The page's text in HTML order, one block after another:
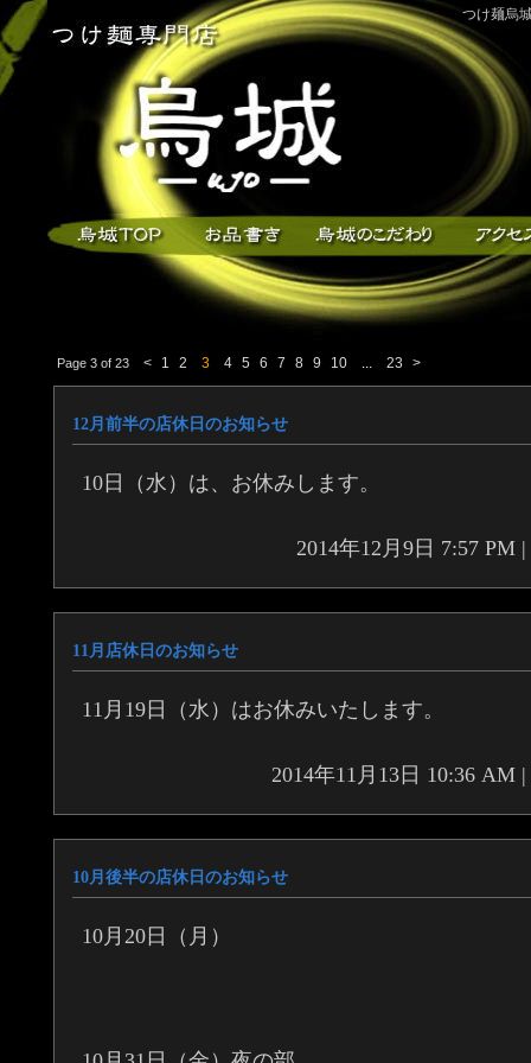
つけ麺烏
Page 3 of 23 < 1 2 3 4 5 6 7 8 9 10 ... 23 >
12月前半の店休日のお知らせ
10日（水）は、お休みします。
2014年12月9日 7:57 PM
11月店休日のお知らせ
11月19日（水）はお休みいたします。
2014年11月13日 10:36 AM
10月後半の店休日のお知らせ
10月20日（月）